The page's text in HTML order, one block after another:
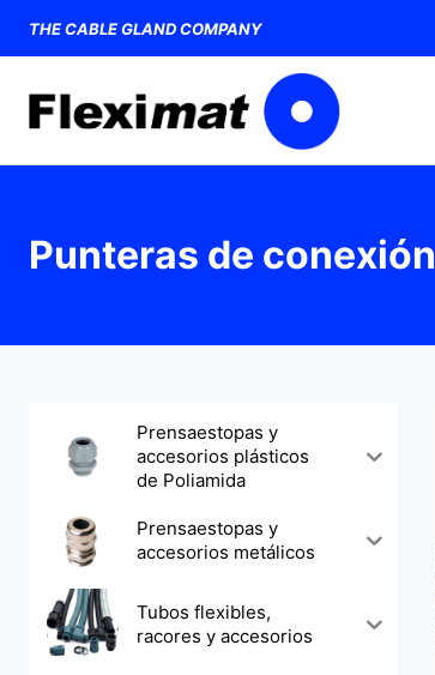
THE CABLE GLAND COMPANY
Punteras de conexión
Prensaestopas y
accesorios plásticos
de Poliamida
Prensaestopas y
accesorios metálicos
Tubos flexibles,
racores y accesorios